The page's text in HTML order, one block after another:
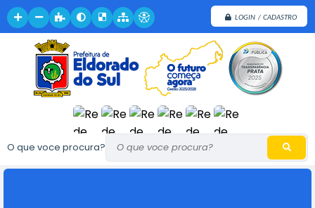
LOGIN / CADASTRO
O que voce procura?